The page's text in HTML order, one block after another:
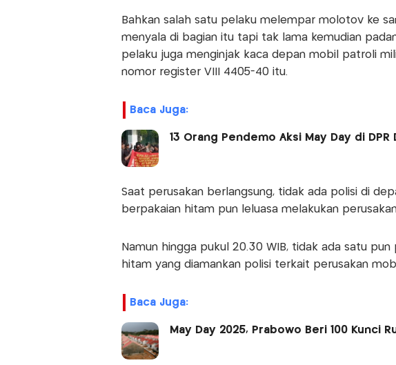
Bahkan salah satu pelaku melempar molotov ke
menyala di bagian itu tapi tak lama kemudian
pelaku juga menginjak kaca depan mobil patroli
nomor register VIII 4405-40 itu.
Baca Juga:
13 Orang Pendemo Aksi May Day di
Saat perusakan berlangsung, tidak ada polisi di
berpakaian hitam pun leluasa melakukan
Namun hingga pukul 20.30 WIB, tidak ada satu
hitam yang diamankan polisi terkait perusakan
Baca Juga:
May Day 2025, Prabowo Beri 100 Kunci